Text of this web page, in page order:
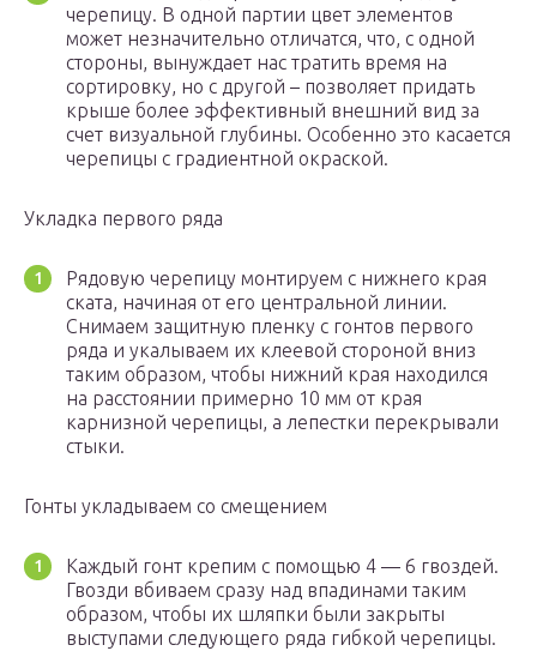
черепицу. В одной партии цвет элементов
может незначительно отличатся, что, с одной
стороны, вынуждает нас тратить время на
сортировку, но с другой – позволяет придать
крыше более эффективный внешний вид за
счет визуальной глубины. Особенно это касается
черепицы с градиентной окраской.
Укладка первого ряда
Рядовую черепицу монтируем с нижнего края
ската, начиная от его центральной линии.
Снимаем защитную пленку с гонтов первого
ряда и укалываем их клеевой стороной вниз
таким образом, чтобы нижний края находился
на расстоянии примерно 10 мм от края
карнизной черепицы, а лепестки перекрывали
стыки.
Гонты укладываем со смещением
Каждый гонт крепим с помощью 4 — 6 гвоздей.
Гвозди вбиваем сразу над впадинами таким
образом, чтобы их шляпки были закрыты
выступами следующего ряда гибкой черепицы.